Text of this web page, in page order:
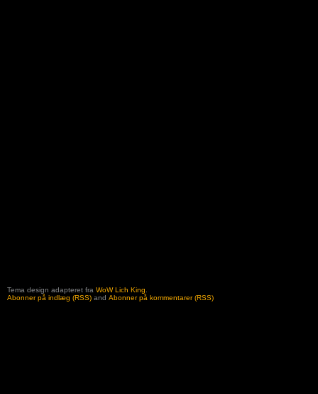
Tema design adapteret fra WoW Lich King
Abonner på indlæg (RSS) and Abonner på kommentarer (RSS)